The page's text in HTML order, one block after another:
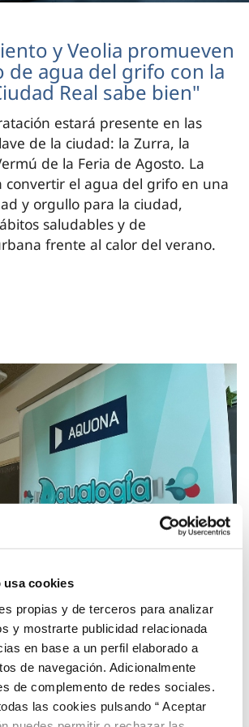
usa cookies
propias y de terceros para analizar
y mostrarte publicidad relacionada
en base a un perfil elaborado a
de navegación. Adicionalmente
de complemento de redes sociales.
las cookies pulsando “ Aceptar
y Veolia promueven
de agua del grifo con la
Real sabe bien"
estará presente en las
de la ciudad: la Zurra, la
de la Feria de Agosto. La
convertir el agua del grifo en una
y orgullo para la ciudad,
saludables y de
frente al calor del verano.
una nueva edición de su
en Castilla y León para
el agua y el medio